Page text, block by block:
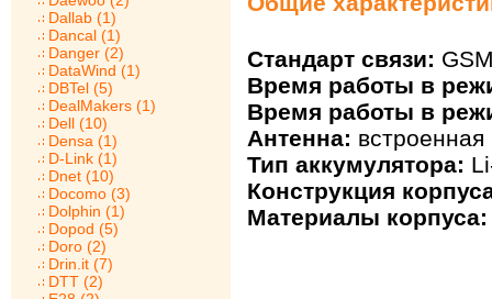
Dallab (1)
Dancal (1)
Danger (2)
DataWind (1)
DBTel (5)
DealMakers (1)
Dell (10)
Densa (1)
D-Link (1)
Dnet (10)
Docomo (3)
Dolphin (1)
Dopod (5)
Doro (2)
Drin.it (7)
DTT (2)
Стандарт связи:
Время работы в
Время работы в
Антенна: встроенная
Тип аккумулятора:
Конструкция
Материалы корпуса: